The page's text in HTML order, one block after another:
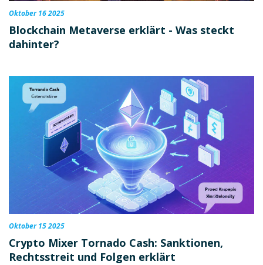
Oktober 16 2025
Blockchain Metaverse erklärt - Was steckt
dahinter?
Oktober 15 2025
Crypto Mixer Tornado Cash: Sanktionen,
Rechtsstreit und Folgen erklärt